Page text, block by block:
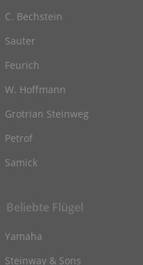
C. Bechstein
Sauter
Feurich
W. Hoffmann
Grotrian Steinweg
Petrof
Samick
Beliebte Flügel
Yamaha
Steinway & Sons